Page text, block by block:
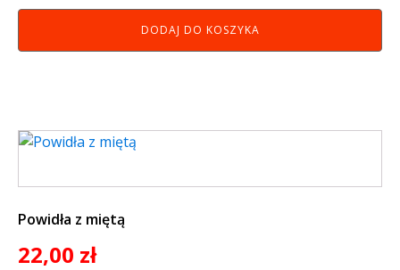
DODAJ DO KOSZYKA
Powidła z miętą
22,00 zł